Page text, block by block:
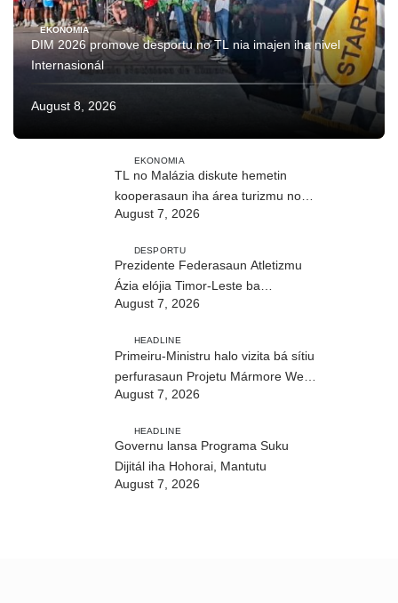
EKONOMIA
DIM 2026 promove desportu no TL nia imajen iha nivel
Internasionál
August 8, 2026
EKONOMIA
TL no Malázia diskute hemetin
kooperasaun iha área turizmu no
edukasaun
August 7, 2026
DESPORTU
Prezidente Federasaun Atletizmu
Ázia elójia Timor-Leste ba
realizasaun DIM 2026
August 7, 2026
HEADLINE
Primeiru-Ministru halo vizita bá sítiu
perfurasaun Projetu Mármore We-
uah iha Ilimanu
August 7, 2026
HEADLINE
Governu lansa Programa Suku
Dijitál iha Hohorai, Mantutu
August 7, 2026